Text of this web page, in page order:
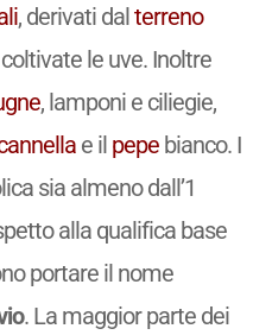
, derivati ​​dalterreno
le uve. Inoltre
, lamponi e ciliegie,
e il pepebianco. I
sia almeno dall’1
alla qualifica base
portare il nome
. La maggior parte dei